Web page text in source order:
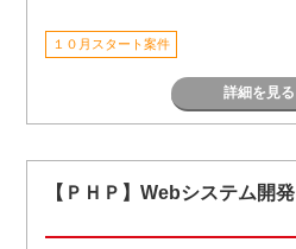
１０月スタート案件
詳細を見る
【ＰＨＰ】Webシステム開発